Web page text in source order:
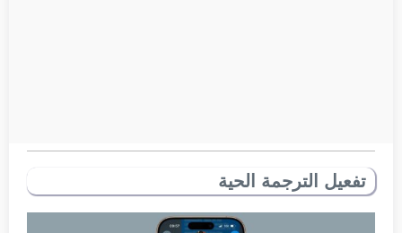
تفعيل الترجمة الحية